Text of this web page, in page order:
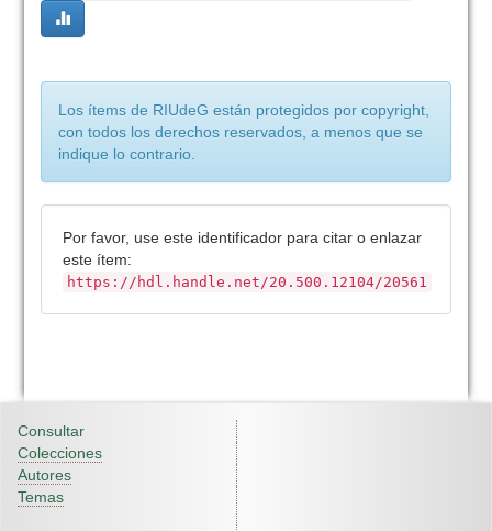
Los ítems de RIUdeG están protegidos por copyright,
con todos los derechos reservados, a menos que se
indique lo contrario.
Por favor, use este identificador para citar o enlazar
este ítem:
https://hdl.handle.net/20.500.12104/20561
Consultar
Colecciones
Autores
Temas